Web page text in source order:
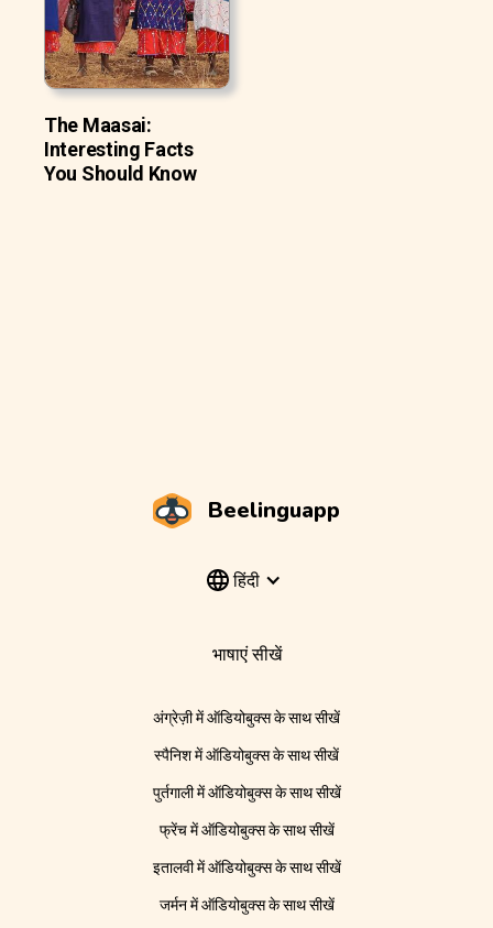
The Maasai:
Interesting Facts
You Should Know
Beelinguapp
हिंदी
भाषाएं सीखें
अंग्रेज़ी में ऑडियोबुक्स के साथ सीखें
स्पैनिश में ऑडियोबुक्स के साथ सीखें
पुर्तगाली में ऑडियोबुक्स के साथ सीखें
फ्रेंच में ऑडियोबुक्स के साथ सीखें
इतालवी में ऑडियोबुक्स के साथ सीखें
जर्मन में ऑडियोबुक्स के साथ सीखें